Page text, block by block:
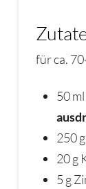
für ca.
50 ml
250
20 g
5 g